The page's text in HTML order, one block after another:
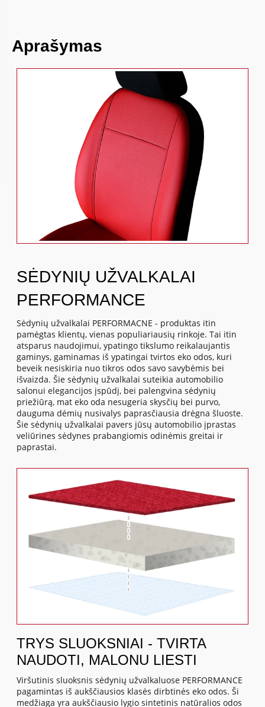
Aprašymas
SĖDYNIŲ UŽVALKALAI
PERFORMANCE
Sėdynių užvalkalai PERFORMACNE - produktas itin
pamėgtas klientų, vienas populiariausių rinkoje. Tai itin
atsparus naudojimui, ypatingo tikslumo reikalaujantis
gaminys, gaminamas iš ypatingai tvirtos eko odos, kuri
beveik nesiskiria nuo tikros odos savo savybėmis bei
išvaizda. Šie sėdynių užvalkalai suteikia automobilio
salonui elegancijos įspūdį, bei palengvina sėdynių
priežiūrą, mat eko oda nesugeria skysčių bei purvo,
dauguma dėmių nusivalys paprasčiausia drėgna šluoste.
Šie sėdynių užvalkalai pavers jūsų automobilio įprastas
veliūrines sėdynes prabangiomis odinėmis greitai ir
paprastai.
TRYS SLUOKSNIAI - TVIRTA
NAUDOTI, MALONU LIESTI
Viršutinis sluoksnis sėdynių užvalkaluose PERFORMANCE
pagamintas iš aukščiausios klasės dirbtinės eko odos. Ši
medžiaga yra aukščiausio lygio sintetinis natūralios odos